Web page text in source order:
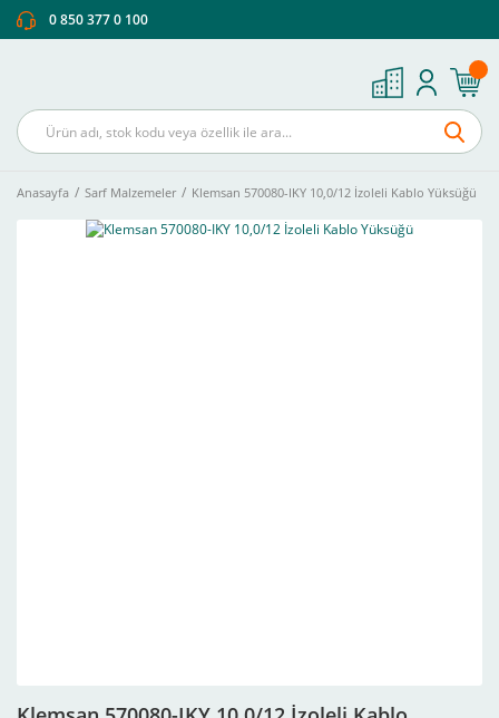
0 850 377 0 100
Anasayfa Sarf Malzemeler Klemsan 570080-IKY 10,0/12 İzoleli Kablo Yüksüğü